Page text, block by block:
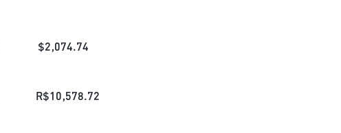
$2,074.74
R$10,578.72